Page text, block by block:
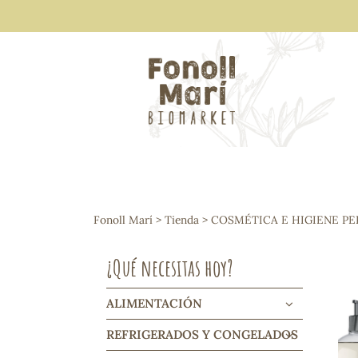
Arroces y legumbres
Frutos secos y snacks
Cereales, mueslis, hinchados y
Galletas y dulces
Vinos y cavas
Condimentos y salsas
Harinas y sémolas
Pasta
Fonoll Marí > Tienda > COSMÉTICA E HIGIENE
¿Qué necesitas hoy?
ALIMENTACIÓN
REFRIGERADOS Y CONGELADOS